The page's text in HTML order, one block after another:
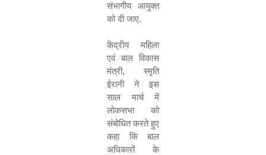
संभागीय आयुक्त
को दी जाए.
केंद्रीय महिला
एवं बाल विकास
मंत्री, स्मृति
ईरानी ने इस
साल मार्च में
लोकसभा को
संबोधित करते हुए
कहा कि बाल
अधिकारों के